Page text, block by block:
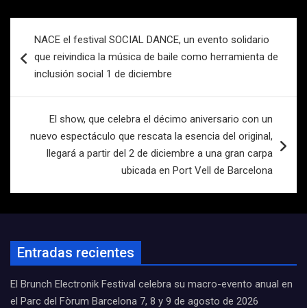
de
entradas
NACE el festival SOCIAL DANCE, un evento solidario
que reivindica la música de baile como herramienta de
inclusión social 1 de diciembre
El show, que celebra el décimo aniversario con un
nuevo espectáculo que rescata la esencia del original,
llegará a partir del 2 de diciembre a una gran carpa
ubicada en Port Vell de Barcelona
Entradas recientes
El Brunch Electronik Festival celebra su macro-evento anual en
el Parc del Fòrum Barcelona 7, 8 y 9 de agosto de 2026